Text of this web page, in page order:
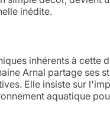
inédite.
inhérents à cette
Arnal partage ses
Elle insiste sur
aquatique